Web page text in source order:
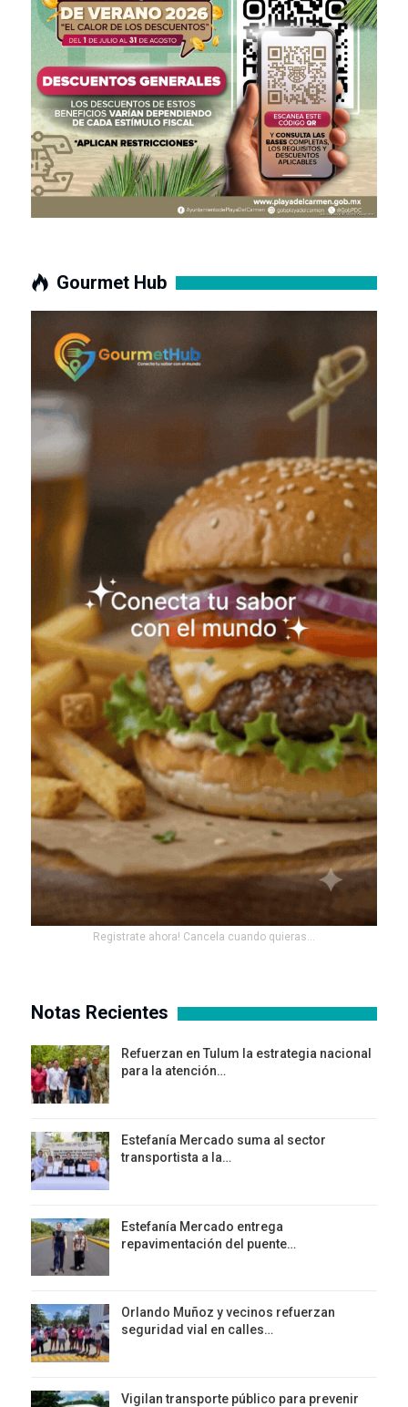
Gourmet Hub
Registrate ahora! Cancela cuando quieras...
Notas Recientes
Refuerzan en Tulum la estrategia nacional
para la atención…
Estefanía Mercado suma al sector
transportista a la…
Estefanía Mercado entrega
repavimentación del puente…
Orlando Muñoz y vecinos refuerzan
seguridad vial en calles…
Vigilan transporte público para prevenir